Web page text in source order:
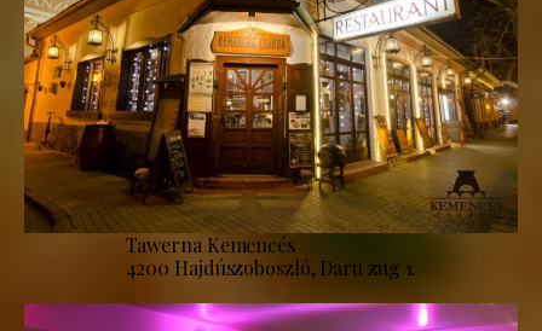
Tawerna Kemencés
4200 Hajdúszoboszló, Daru zug 1.